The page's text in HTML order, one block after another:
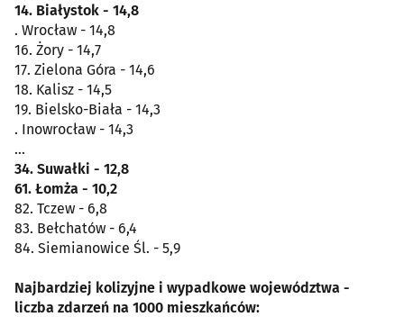
14. Białystok - 14,8
. Wrocław - 14,8
16. Żory - 14,7
17. Zielona Góra - 14,6
18. Kalisz - 14,5
19. Bielsko-Biała - 14,3
. Inowrocław - 14,3
…
34. Suwałki - 12,8
61. Łomża - 10,2
82. Tczew - 6,8
83. Bełchatów - 6,4
84. Siemianowice Śl. - 5,9
Najbardziej kolizyjne i wypadkowe województwa -
liczba zdarzeń na 1000 mieszkańców: